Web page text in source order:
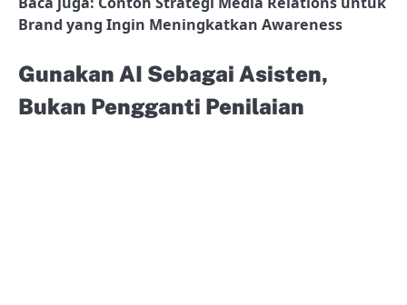
Brand yang Ingin Meningkatkan Awareness
Gunakan AI Sebagai Asisten,
Bukan Pengganti Penilaian